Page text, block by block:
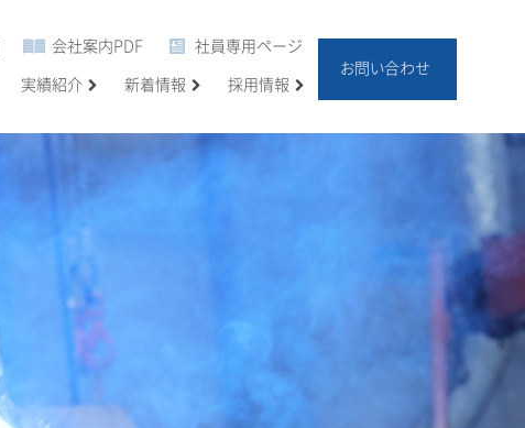
会社案内PDF
社員専用ページ
実績紹介 新着情報 採用情報
お問い合わせ